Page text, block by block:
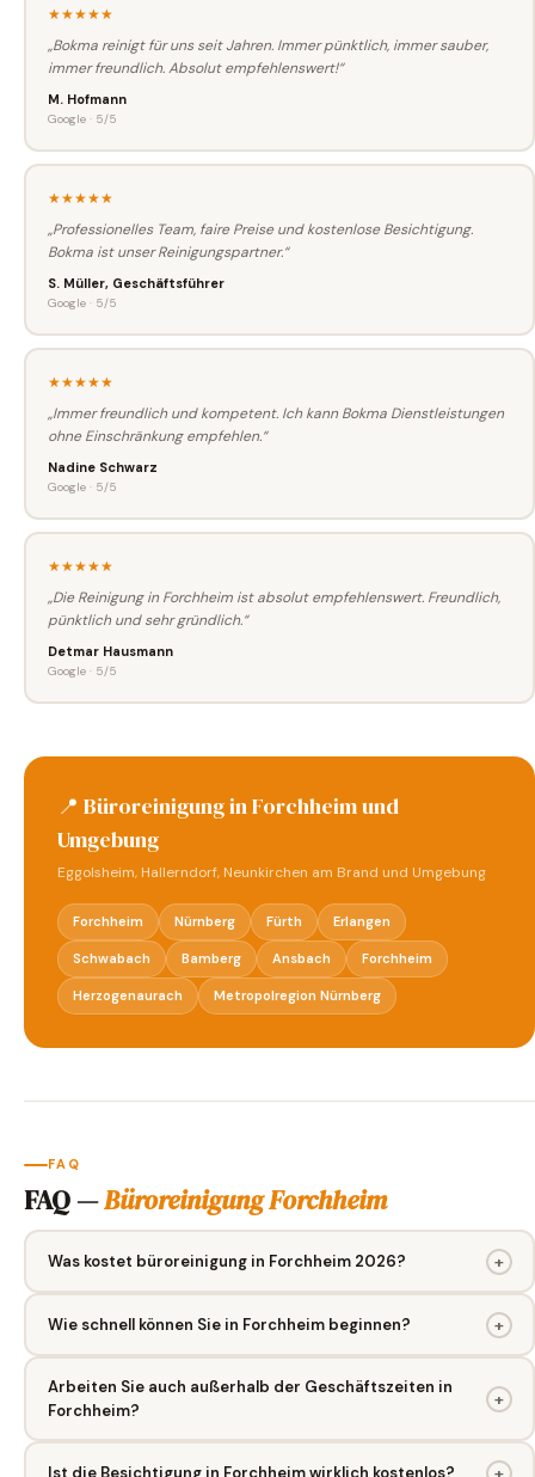
★★★★★
„Bokma reinigt für uns seit Jahren. Immer pünktlich, immer sauber,
immer freundlich. Absolut empfehlenswert!“
M. Hofmann
Google · 5/5
★★★★★
„Professionelles Team, faire Preise und kostenlose Besichtigung.
Bokma ist unser Reinigungspartner.“
S. Müller, Geschäftsführer
Google · 5/5
★★★★★
„Immer freundlich und kompetent. Ich kann Bokma Dienstleistungen
ohne Einschränkung empfehlen.“
Nadine Schwarz
Google · 5/5
★★★★★
„Die Reinigung in Forchheim ist absolut empfehlenswert. Freundlich,
pünktlich und sehr gründlich.“
Detmar Hausmann
Google · 5/5
📍 Büroreinigung in Forchheim und
Umgebung
Eggolsheim, Hallerndorf, Neunkirchen am Brand und Umgebung
Forchheim Nürnberg Fürth Erlangen
Schwabach Bamberg Ansbach Forchheim
Herzogenaurach Metropolregion Nürnberg
FAQ
FAQ —Büroreinigung Forchheim
Was kostet büroreinigung in Forchheim 2026? +
Wie schnell können Sie in Forchheim beginnen? +
Arbeiten Sie auch außerhalb der Geschäftszeiten in
Forchheim?
+
Ist die Besichtigung in Forchheim wirklich kostenlos?